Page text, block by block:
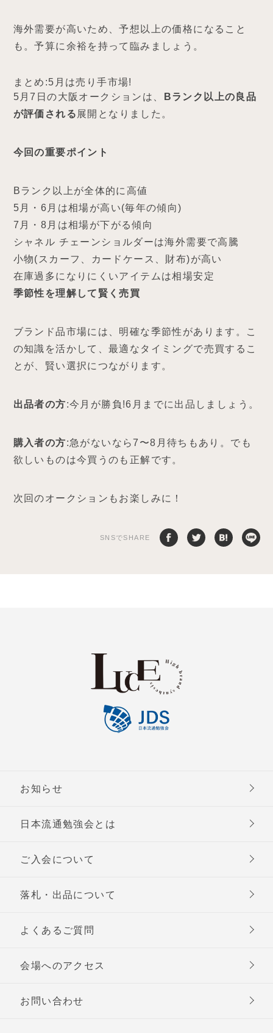
海外需要が高いため、予想以上の価格になること
も。予算に余裕を持って臨みましょう。
まとめ:5月は売り手市場!
5月7日の大阪オークションは、
Bランク以上の良品
が評価される 展開となりました。
今回の重要ポイント
Bランク以上が全体的に高値
5月・6月は相場が高い(毎年の傾向)
7月・8月は相場が下がる傾向
シャネル チェーンショルダーは海外需要で高騰
小物(スカーフ、カードケース、財布)が高い
在庫過多になりにくいアイテムは相場安定
季節性を理解して賢く売買
ブランド品市場には、明確な季節性があります。こ
の知識を活かして、最適なタイミングで売買するこ
とが、賢い選択につながります。
出品者の方:今月が勝負!6月までに出品しましょう。
購入者の方:急がないなら7〜8月待ちもあり。でも
欲しいものは今買うのも正解です。
次回のオークションもお楽しみに！
SNSでSHARE
お知らせ
日本流通勉強会とは
ご入会について
落札・出品について
よくあるご質問
会場へのアクセス
お問い合わせ